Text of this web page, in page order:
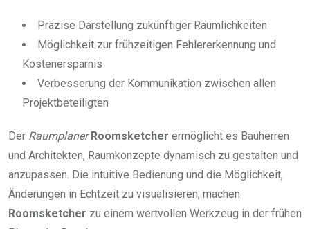
Präzise Darstellung zukünftiger Räumlichkeiten
Möglichkeit zur frühzeitigen Fehlererkennung und
Kostenersparnis
Verbesserung der Kommunikation zwischen allen
Projektbeteiligten
Der Raumplaner Roomsketcher ermöglicht es Bauherren
und Architekten, Raumkonzepte dynamisch zu gestalten und
anzupassen. Die intuitive Bedienung und die Möglichkeit,
Änderungen in Echtzeit zu visualisieren, machen
Roomsketcher zu einem wertvollen Werkzeug in der frühen